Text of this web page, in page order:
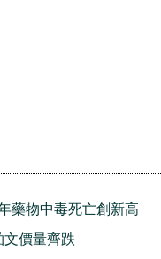
藥物中毒死亡創新高
文價量齊跌